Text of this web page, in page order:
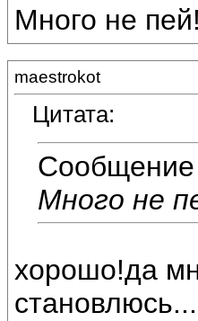
Много не
maestrokot
Цитата:
Сообщение
Много не
хорошо!да